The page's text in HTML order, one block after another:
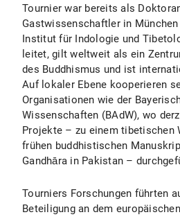
Tournier war bereits als
Gastwissenschaftler in München
Institut für Indologie und
leitet, gilt weltweit als ein
des Buddhismus und ist
Auf lokaler Ebene kooperieren
Organisationen wie der
Wissenschaften (BAdW), wo
Projekte – zu einem tibetischen
frühen buddhistischen
Gandhāra in Pakistan –
Tourniers Forschungen führten
Beteiligung an dem